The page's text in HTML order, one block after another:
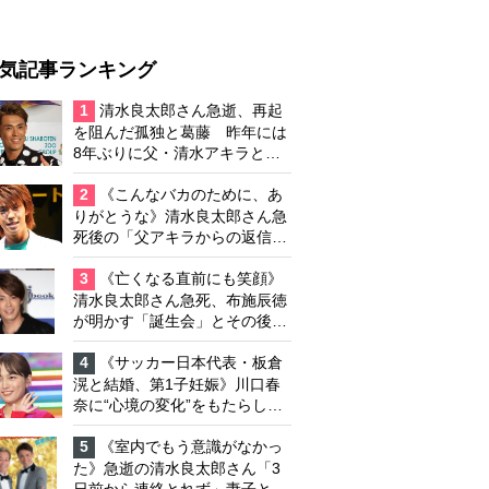
記事ランキング
1
清水良太郎さん急逝、再起
を阻んだ孤独と葛藤 昨年には
8年ぶりに父・清水アキラと共
演、本格的な活動再開に向かっ
ていたが…周囲が懸念していた
「不安定なところ」
2
《こんなバカのために、あ
りがとうな》清水良太郎さん急
死後の「父アキラからの返信」
布施辰徳が涙で明かす「順番が
違う」
3
《亡くなる直前にも笑顔》
清水良太郎さん急死、布施辰徳
が明かす「誕生会」とその後の
メッセージ
4
《サッカー日本代表・板倉
滉と結婚、第1子妊娠》川口春
奈に“心境の変化”をもたらした
主演映画『ママせか』 身を削
って「がんに蝕まれる母」を演
じた壮絶な撮影現場
5
《室内でもう意識がなかっ
た》急逝の清水良太郎さん「3